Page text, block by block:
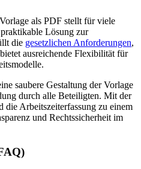
als PDF stellt für viele
Lösung zur
die gesetzlichen Anforderungen,
ausreichende Flexibilität für
saubere Gestaltung der Vorlage
durch alle Beteiligten. Mit der
die Arbeitszeiterfassung zu einem
und Rechtssicherheit im